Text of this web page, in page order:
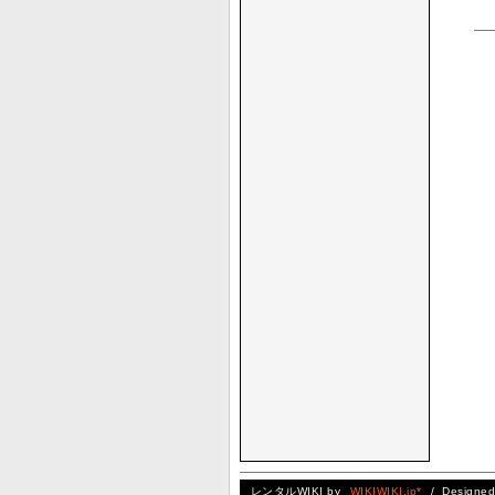
レンタルWIKI by WIKIWIKI.jp* /